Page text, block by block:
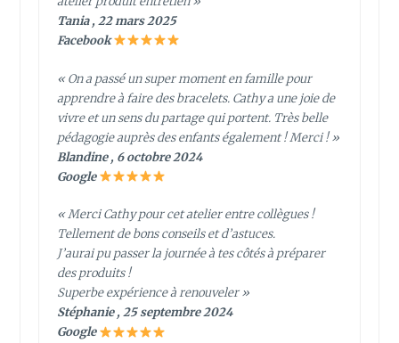
Tania , 22 mars 2025
Facebook
« On a passé un super moment en famille pour
apprendre à faire des bracelets. Cathy a une joie de
vivre et un sens du partage qui portent. Très belle
pédagogie auprès des enfants également ! Merci ! »
Blandine , 6 octobre 2024
Google
« Merci Cathy pour cet atelier entre collègues !
Tellement de bons conseils et d’astuces.
J’aurai pu passer la journée à tes côtés à préparer
des produits !
Superbe expérience à renouveler »
Stéphanie , 25 septembre 2024
Google